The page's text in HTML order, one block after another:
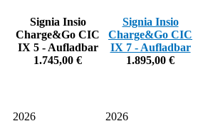
Signia Insio
Charge&Go CIC
IX 5 - Aufladbar
1.745,00 €
Signia Insio
Charge&Go CIC
IX 7 - Aufladbar
1.895,00 €
2026
2026